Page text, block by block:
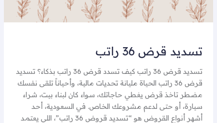
تسديد قرض 36 راتب
تسديد قرض 36 راتب كيف تسدد قرض 36 راتب بذكاء؟ تسديد
قرض 36 راتب الحياة مليانة تحديات مالية، وأحياناً تلقى نفسك
مضطر تاخذ قرض يغطي حاجاتك، سواء كان لبناء بيت، شراء
سيارة، أو حتى لدعم مشروعك الخاص. في السعودية، أحد
أشهر أنواع القروض هو “تسديد قروض 36 راتب”، اللي يعتمد